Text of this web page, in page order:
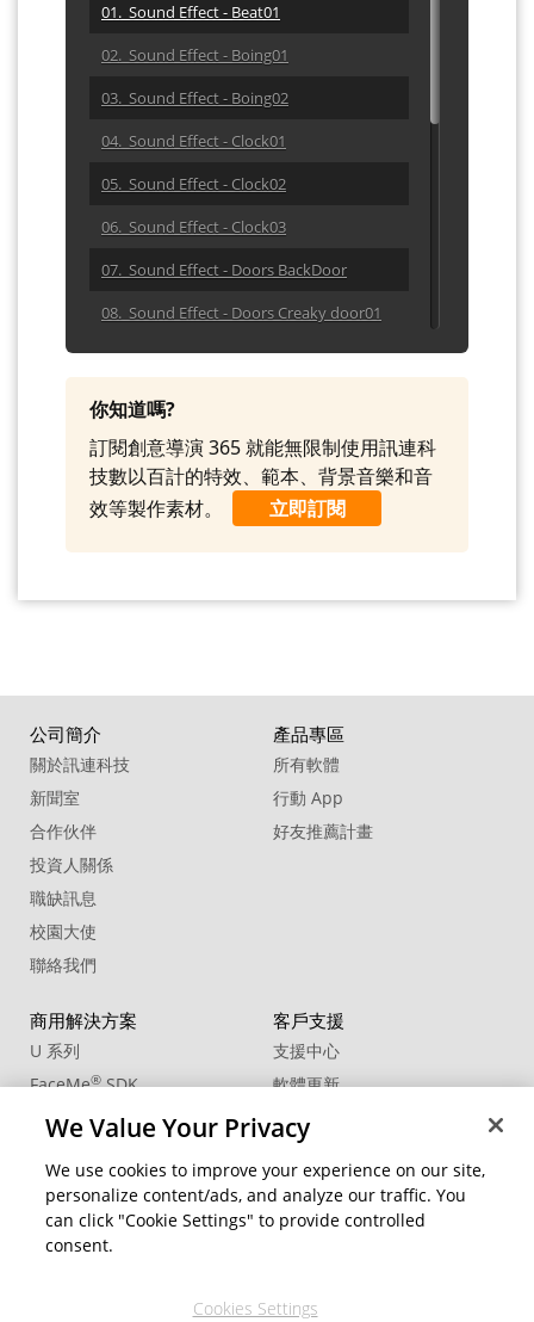
01. Sound Effect - Beat01
02. Sound Effect - Boing01
03. Sound Effect - Boing02
04. Sound Effect - Clock01
05. Sound Effect - Clock02
06. Sound Effect - Clock03
07. Sound Effect - Doors BackDoor
08. Sound Effect - Doors Creaky door01
09. Sound Effect - Doors Creaky door02
10. Sound Effect - Doors Creaky door03
11. Sound Effect - Doors Door01
12. Sound Effect - Doors Door02
13. Sound Effect - Doors Door03
17. Sound Effect - Ignition01
18. Sound Effect - Mouth Harp01
20. Sound Effect - Vintage Camera01
你知道嗎?
訂閱創意導演 365 就能無限制使用訊連科
技數以百計的特效、範本、背景音樂和音
效等製作素材。
立即訂閱
公司簡介
關於訊連科技
新聞室
合作伙伴
投資人關係
職缺訊息
校園大使
聯絡我們
產品專區
所有軟體
行動 App
好友推薦計畫
商用解決方案
U 系列
FaceMe®SDK
客戶支援
支援中心
軟體更新
教學中心
CCP國際專業認證
社群資源
會員專區
變更地區
We Value Your Privacy
We use cookies to improve your experience on our site,
personalize content/ads, and analyze our traffic. You
can click "Cookie Settings" to provide controlled
consent.
Cookies Settings